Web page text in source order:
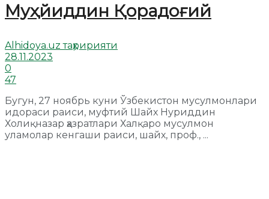
Муҳйиддин Қорадоғий
Alhidoya.uz таҳририяти
28.11.2023
0
47
Бугун, 27 ноябрь куни Ўзбекистон мусулмонлари
идораси раиси, муфтий Шайх Нуриддин
Холиқназар ҳазратлари Халқаро мусулмон
уламолар кенгаши раиси, шайх, проф., ...